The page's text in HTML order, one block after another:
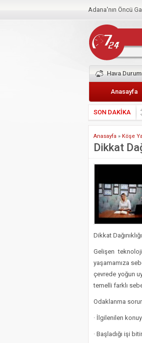
Adana'nın Öncü
Hava
Anasayfa
SON DAKİKA
Anasayfa » Köşe
Dikkat
Dikkat
Gelişen
yaşamamıza
çevrede yoğun
temelli farklı
Odaklanma
· İlgilenilen
· Başladığı işi